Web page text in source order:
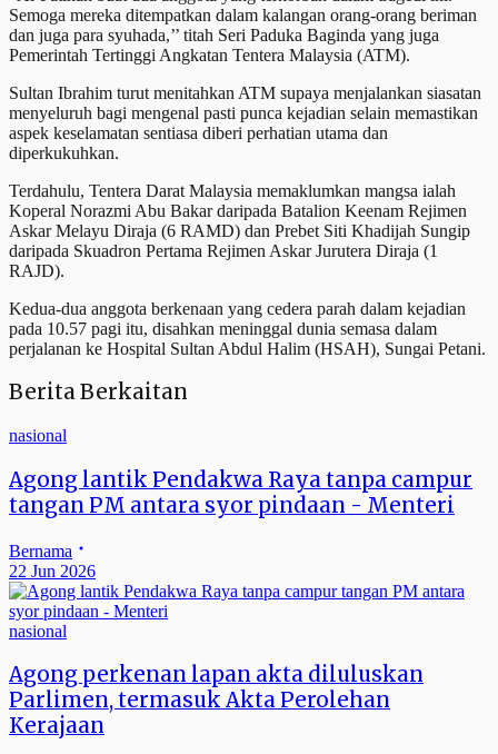
Semoga mereka ditempatkan dalam kalangan orang-orang beriman
dan juga para syuhada,’’ titah Seri Paduka Baginda yang juga
Pemerintah Tertinggi Angkatan Tentera Malaysia (ATM).
Sultan Ibrahim turut menitahkan ATM supaya menjalankan siasatan
menyeluruh bagi mengenal pasti punca kejadian selain memastikan
aspek keselamatan sentiasa diberi perhatian utama dan
diperkukuhkan.
Terdahulu, Tentera Darat Malaysia memaklumkan mangsa ialah
Koperal Norazmi Abu Bakar daripada Batalion Keenam Rejimen
Askar Melayu Diraja (6 RAMD) dan Prebet Siti Khadijah Sungip
daripada Skuadron Pertama Rejimen Askar Jurutera Diraja (1
RAJD).
Kedua-dua anggota berkenaan yang cedera parah dalam kejadian
pada 10.57 pagi itu, disahkan meninggal dunia semasa dalam
perjalanan ke Hospital Sultan Abdul Halim (HSAH), Sungai Petani.
Berita Berkaitan
nasional
Agong lantik Pendakwa Raya tanpa campur
tangan PM antara syor pindaan - Menteri
Bernama
22 Jun 2026
nasional
Agong perkenan lapan akta diluluskan
Parlimen, termasuk Akta Perolehan
Kerajaan